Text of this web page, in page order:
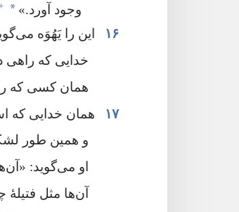
وجود آورد.‏»‏ *
۱۶
این را یَهُوَه
خدایی که راهی
همان کسی که
۱۷ همان خدایی که
و همین طور
او می‌گوید:‏
آن‌ها مثل